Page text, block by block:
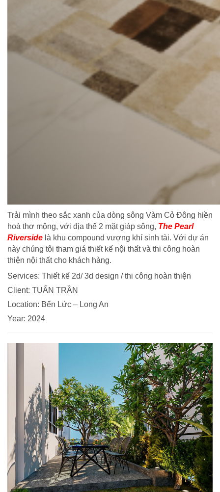
Trải mình theo sắc xanh của dòng sông Vàm Cỏ Đông hiền
hoà thơ mộng, với địa thế 2 mặt giáp sông, The Pearl
Riverside là khu compound vượng khí sinh tài. Với dự án
này chúng tôi tham giá thiết kế nội thất và thi công hoàn
thiện nội thất cho khách hàng.
Services: Thiết kế 2d/ 3d design / thi công hoàn thiện
Client: TUẤN TRẦN
Location: Bến Lức – Long An
Year: 2024